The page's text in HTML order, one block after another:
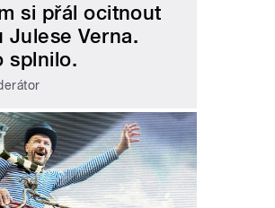
si přál ocitnout
Julese Verna.
splnilo.